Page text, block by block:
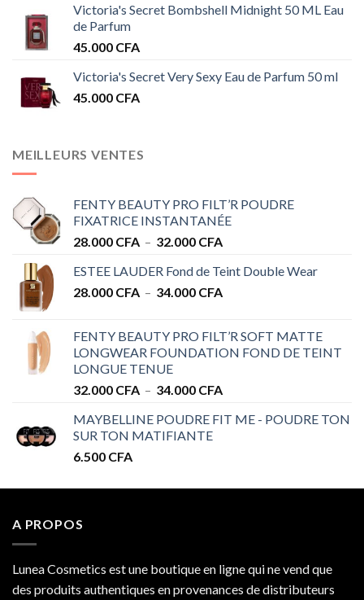
Victoria's Secret Bombshell Midnight 50 ML Eau
de Parfum
45.000 CFA
Victoria's Secret Very Sexy Eau de Parfum 50 ml
45.000 CFA
MEILLEURS VENTES
FENTY BEAUTY PRO FILT’R POUDRE
FIXATRICE INSTANTANÉE
28.000 CFA – 32.000 CFAPlage
prix :
28.000 CFA
ESTEE LAUDER Fond de Teint Double Wear
28.000 CFA – 34.000 CFAPlage
28.000 CFA
à
FENTY BEAUTY PRO FILT’R SOFT MATTE
LONGWEAR FOUNDATION FOND DE TEINT
LONGUE TENUE
32.000 CFA – 34.000 CFAPlage
prix :
MAYBELLINE POUDRE FIT ME - POUDRE TON
SUR TON MATIFIANTE
6.500 CFA
A PROPOS
Lunea Cosmetics est une boutique en ligne qui ne vend que
des produits authentiques en provenances de distributeurs